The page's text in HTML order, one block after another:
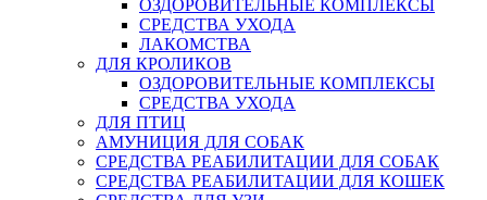
ОЗДОРОВИТЕЛЬНЫЕ КОМПЛЕКСЫ
СРЕДСТВА УХОДА
ЛАКОМСТВА
ДЛЯ КРОЛИКОВ
ОЗДОРОВИТЕЛЬНЫЕ КОМПЛЕКСЫ
СРЕДСТВА УХОДА
ДЛЯ ПТИЦ
АМУНИЦИЯ ДЛЯ СОБАК
СРЕДСТВА РЕАБИЛИТАЦИИ ДЛЯ СОБАК
СРЕДСТВА РЕАБИЛИТАЦИИ ДЛЯ КОШЕК